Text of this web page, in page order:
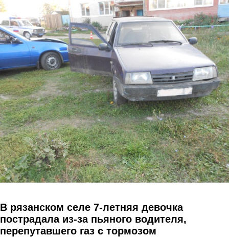
Перейти к основному содержанию
В рязанском селе 7-летняя девочка
пострадала из-за пьяного водителя,
перепутавшего газ с тормозом